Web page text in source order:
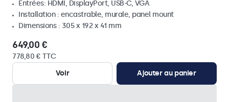
Entrées: HDMI, DisplayPort, USB-C, VGA
Installation : encastrable, murale, panel mount
Dimensions : 305 x 192 x 41 mm
649,00 €
778,80 € TTC
Voir
Ajouter au panier